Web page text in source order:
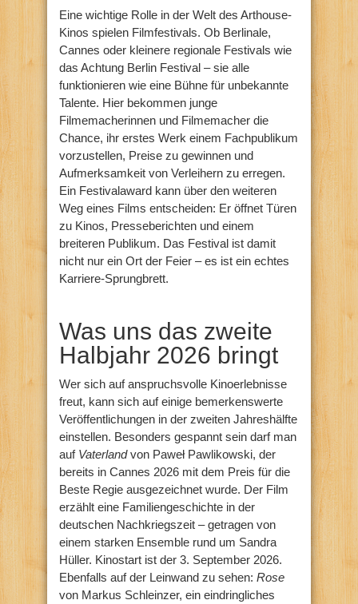
Eine wichtige Rolle in der Welt des Arthouse-
Kinos spielen Filmfestivals. Ob Berlinale,
Cannes oder kleinere regionale Festivals wie
das Achtung Berlin Festival – sie alle
funktionieren wie eine Bühne für unbekannte
Talente. Hier bekommen junge
Filmemacherinnen und Filmemacher die
Chance, ihr erstes Werk einem Fachpublikum
vorzustellen, Preise zu gewinnen und
Aufmerksamkeit von Verleihern zu erregen.
Ein Festivalaward kann über den weiteren
Weg eines Films entscheiden: Er öffnet Türen
zu Kinos, Presseberichten und einem
breiteren Publikum. Das Festival ist damit
nicht nur ein Ort der Feier – es ist ein echtes
Karriere-Sprungbrett.
Was uns das zweite
Halbjahr 2026 bringt
Wer sich auf anspruchsvolle Kinoerlebnisse
freut, kann sich auf einige bemerkenswerte
Veröffentlichungen in der zweiten Jahreshälfte
einstellen. Besonders gespannt sein darf man
auf Vaterlandvon Paweł Pawlikowski, der
bereits in Cannes 2026 mit dem Preis für die
Beste Regie ausgezeichnet wurde. Der Film
erzählt eine Familiengeschichte in der
deutschen Nachkriegszeit – getragen von
einem starken Ensemble rund um Sandra
Hüller. Kinostart ist der 3. September 2026.
Ebenfalls auf der Leinwand zu sehen: Rose
von Markus Schleinzer, ein eindringliches